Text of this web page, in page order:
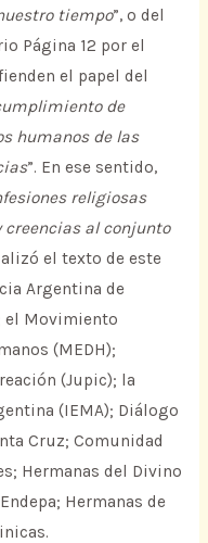
tiempo”, o del
Página 12 por el
el papel del
de
humanos de las
”. En ese sentido,
religiosas
al conjunto
el texto de este
Argentina de
el Movimiento
(MEDH);
(Jupic); la
(IEMA); Diálogo
Cruz; Comunidad
Hermanas del Divino
Hermanas de